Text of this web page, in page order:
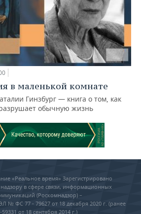
в маленькой комнате
Гинзбург — книга о том, как
обычную жизнь
«Реальное время» Зарегистрировано
в сфере связи, информационных
(Роскомнадзор) –
№ ФС 77 - 79627 от 18 декабря 2020 г. (ранее
от 18 сентября 2014 г.)